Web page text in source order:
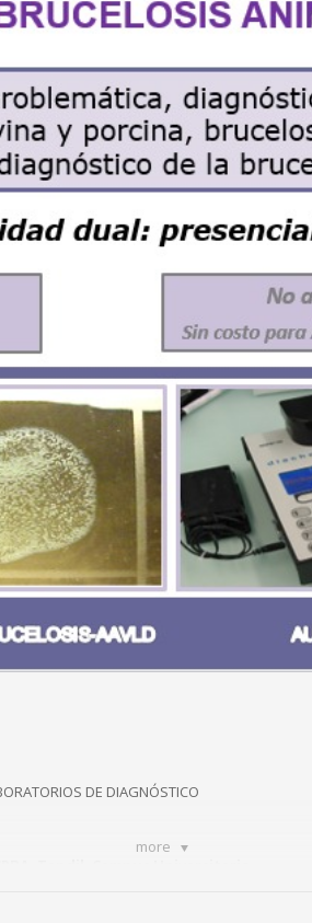
more
DE DIAGNÓSTICO